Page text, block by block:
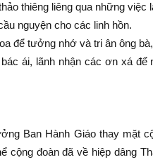
thiêng liêng qua những việc
nguyện cho các linh hồn.
để tưởng nhớ và tri ân ông
ái, lãnh nhận các ơn xá để
Ban Hành Giáo thay mặt
cộng đoàn đã về hiệp dâng